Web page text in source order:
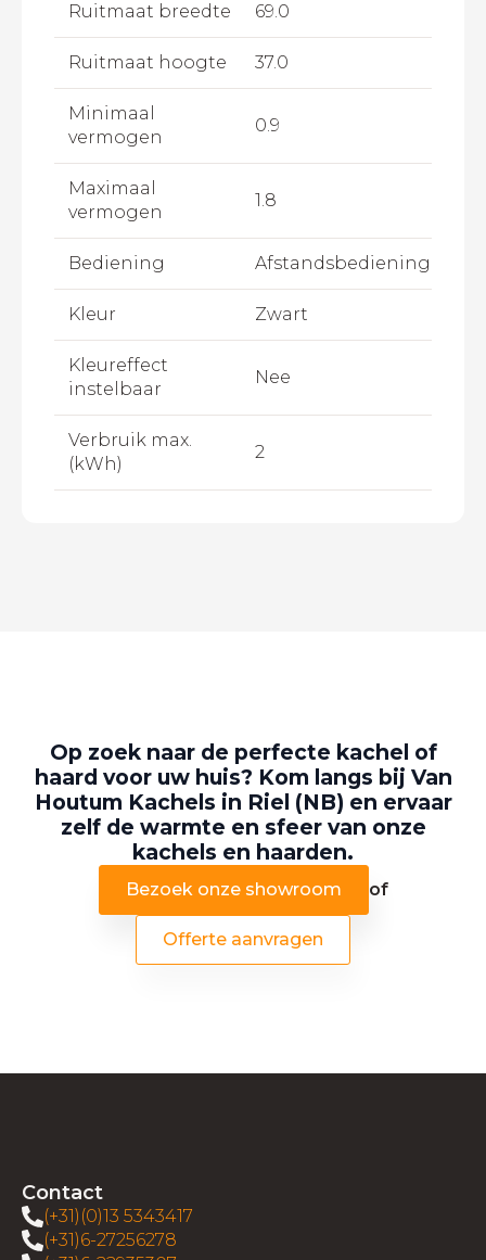
Ruitmaat breedte 69.0
Ruitmaat hoogte 37.0
Minimaal
vermogen
0.9
Maximaal
vermogen
1.8
Bediening Afstandsbediening
Kleur Zwart
Kleureffect
instelbaar
Nee
Verbruik max.
(kWh)
2
Op zoek naar de perfecte kachel of
haard voor uw huis? Kom langs bij Van
Houtum Kachels in Riel (NB) en ervaar
zelf de warmte en sfeer van onze
kachels en haarden.
Bezoek onze showroom of
Offerte aanvragen
Contact
(+31)(0)13 5343417
(+31)6-27256278